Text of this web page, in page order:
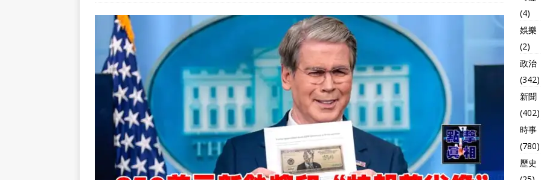
(4)
娛樂
(2)
政治
(342)
新聞
(402)
時事
(780)
歷史